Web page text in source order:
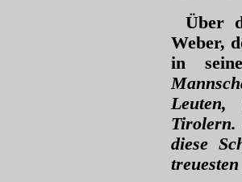
Über
Weber,
in
Leuten,
diese